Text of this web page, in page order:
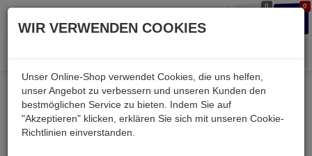
0 0
Menü
Weiter einkaufen Kessler electronic
passiv
Kondensatoren
R46 2,2UF
WIR VERWENDEN COOKIES
Unser Online-Shop verwendet Cookies, die uns helfen,
unser Angebot zu verbessern und unseren Kunden den
bestmöglichen Service zu bieten. Indem Sie auf
"Akzeptieren" klicken, erklären Sie sich mit unseren Cookie-
Richtlinien einverstanden.